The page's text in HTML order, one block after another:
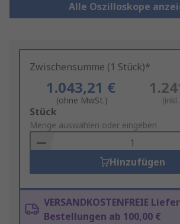
Alle Oszilloskope
Zwischensumme (1 Stück)*
1.043,21 €
(ohne MwSt.)
Add
to
Basket
Stück
Menge auswählen oder eingeben
Hinzufügen
VERSANDKOSTENFREIE
Bestellungen ab 100,00 €